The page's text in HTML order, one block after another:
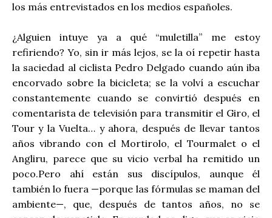
los más entrevistados en los medios españoles.
¿Alguien intuye ya a qué “muletilla” me estoy
refiriendo? Yo, sin ir más lejos, se la oí repetir hasta
la saciedad al ciclista Pedro Delgado cuando aún iba
encorvado sobre la bicicleta; se la volví a escuchar
constantemente cuando se convirtió después en
comentarista de televisión para transmitir el Giro, el
Tour y la Vuelta… y ahora, después de llevar tantos
años vibrando con el Mortirolo, el Tourmalet o el
Angliru, parece que su vicio verbal ha remitido un
poco.Pero ahí están sus discípulos, aunque él
también lo fuera —porque las fórmulas se maman del
ambiente­—, que, después de tantos años, no se